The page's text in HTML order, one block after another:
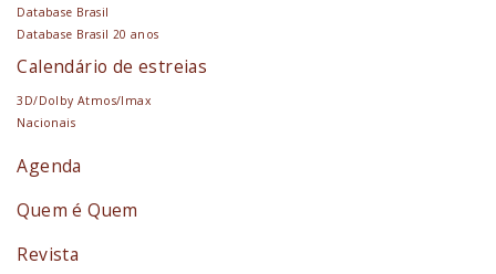
Database Brasil
Database Brasil 20 anos
Calendário de estreias
3D/Dolby Atmos/Imax
Nacionais
Agenda
Quem é Quem
Revista